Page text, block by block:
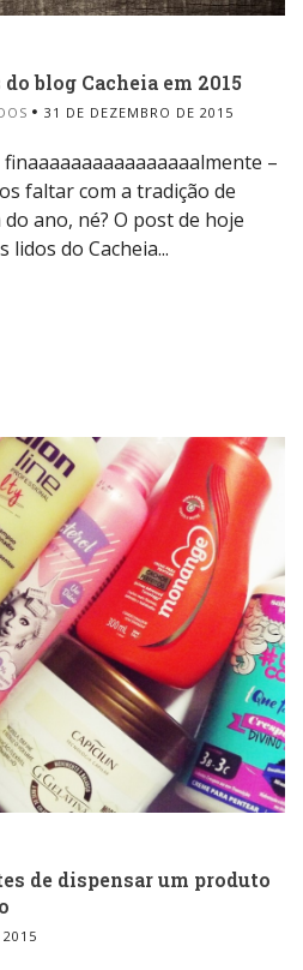
blog Cacheia em 2015
31 DE DEZEMBRO DE 2015
–
faltar com a tradição de
ano, né? O post de hoje
do Cacheia...
de dispensar um produto
2015